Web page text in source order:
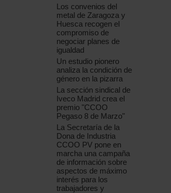
Los convenios del
metal de Zaragoza y
Huesca recogen el
compromiso de
negociar planes de
igualdad
Un estudio pionero
analiza la condición de
género en la pizarra
La sección sindical de
Iveco Madrid crea el
premio "CCOO
Pegaso 8 de Marzo"
La Secretaría de la
Dona de Industria
CCOO PV pone en
marcha una campaña
de información sobre
aspectos de máximo
interés para los
trabajadores y